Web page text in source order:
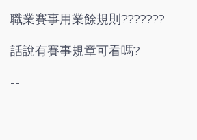
職業賽事用業餘規則???????
話說有賽事規章可看嗎?
--